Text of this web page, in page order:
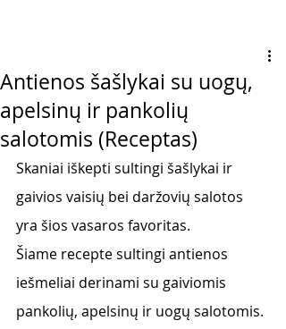
Antienos šašlykai su uogų,
apelsinų ir pankolių
salotomis (Receptas)
Skaniai iškepti sultingi šašlykai ir
gaivios vaisių bei daržovių salotos
yra šios vasaros favoritas.
Šiame recepte sultingi antienos
iešmeliai derinami su gaiviomis
pankolių, apelsinų ir uogų salotomis.